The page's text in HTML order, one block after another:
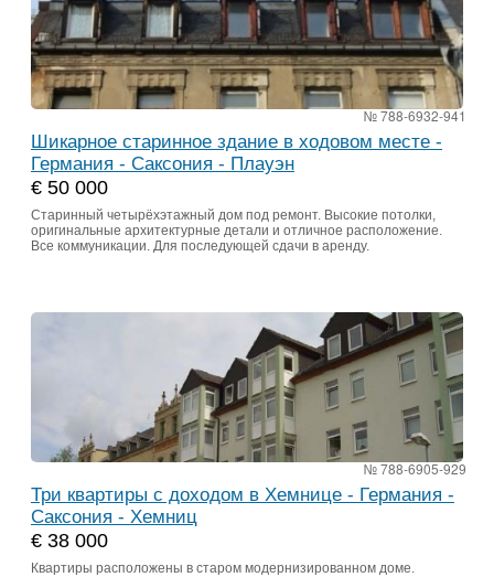
№ 788-6932-941
Шикарное старинное здание в ходовом месте -
Германия - Саксония - Плауэн
€ 50 000
Старинный четырёхэтажный дом под ремонт. Высокие потолки,
оригинальные архитектурные детали и отличное расположение.
Все коммуникации. Для последующей сдачи в аренду.
№ 788-6905-929
Три квартиры с доходом в Хемнице - Германия -
Саксония - Хемниц
€ 38 000
Квартиры расположены в старом модернизированном доме.